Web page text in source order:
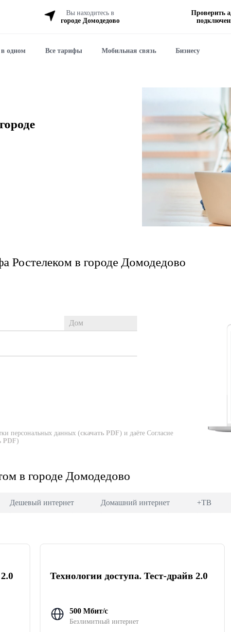
Вы находитесь в
городе Домодедово
Проверить
в одном Все тарифы Мобильная связь Бизнесу
Ростелеком в городе Домодедово
персональных данных (скачать PDF) и даёте Согласие
PDF)
в городе Домодедово
Дешевый интернет Домашний интернет +ТВ
Технологии доступа. Тест-драйв 2.0
500 Мбит/с
Безлимитный интернет